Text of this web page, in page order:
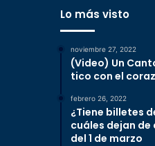
Lo más visto
noviembre 27, 2022
(Video) Un
tico con el
febrero 26, 2022
¿Tiene billetes
cuáles dejan
del 1 de marzo